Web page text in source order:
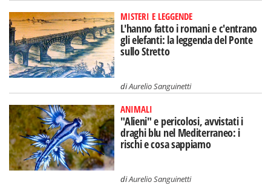
MISTERI E LEGGENDE
L'hanno fatto i romani e c'entrano
gli elefanti: la leggenda del Ponte
sullo Stretto
diAurelio Sanguinetti
ANIMALI
"Alieni" e pericolosi, avvistati i
draghi blu nel Mediterraneo: i
rischi e cosa sappiamo
diAurelio Sanguinetti